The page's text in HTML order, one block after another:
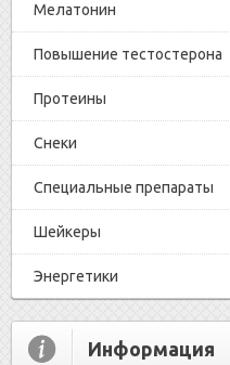
Мелатонин
Повышение тестостерона
Протеины
Снеки
Специальные препараты
Шейкеры
Энергетики
Информация